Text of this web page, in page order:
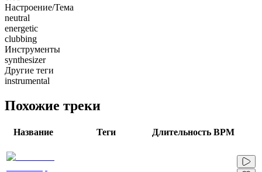
Настроение/Тема
neutral
energetic
clubbing
Инструменты
synthesizer
Другие теги
instrumental
Похожие треки
Название Теги Длительность BPM